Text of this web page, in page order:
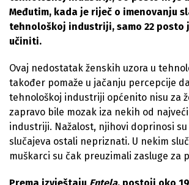
Međutim, kada je riječ o imenovanju
tehnološkoj industriji, samo 22 posto
učiniti.
Ovaj nedostatak ženskih uzora u
također pomaže u jačanju percepcije
tehnološkoj industriji općenito nisu za
zapravo bile mozak iza nekih od
industriji. Nažalost, njihovi doprinosi su
slučajeva ostali nepriznati. U nekim
muškarci su čak preuzimali zasluge za
Prema izvještaju Entela, postoji oko